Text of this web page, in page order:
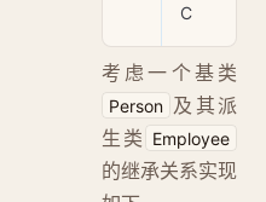
C
考虑一个基类
Person 及其派
生类 Employee
的继承关系实现